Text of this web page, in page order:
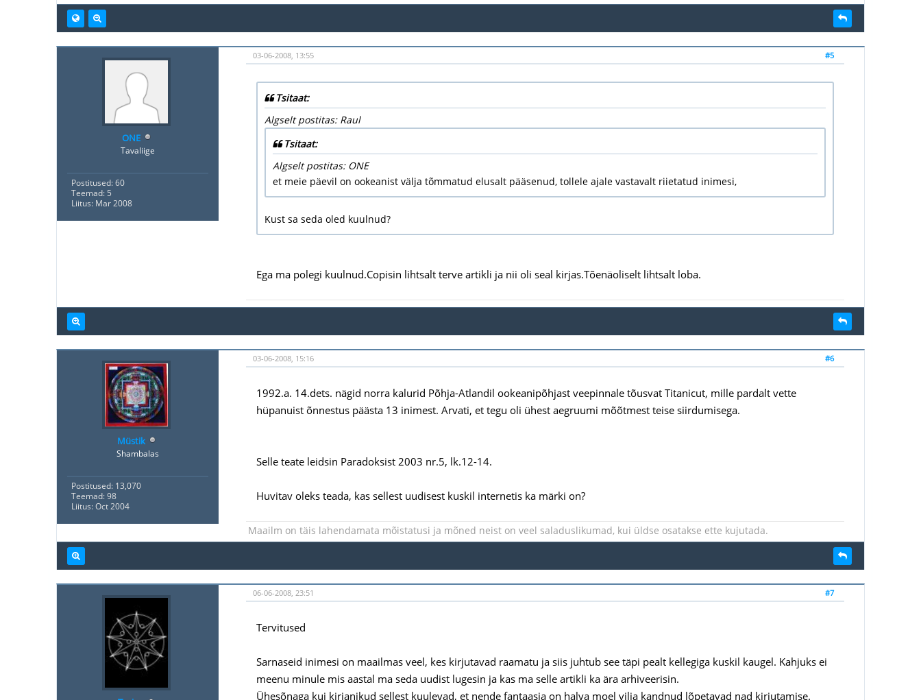
ONE
Tavaliige
Postitused: 60
Teemad: 5
Liitus: Mar 2008
#5
03-06-2008, 13:55
Tsitaat:
Algselt postitas: Raul
Tsitaat:
Algselt postitas: ONE
et meie päevil on ookeanist välja tõmmatud elusalt pääsenud, tollele ajale vastavalt riietatud inimesi,
Kust sa seda oled kuulnud?
Ega ma polegi kuulnud.Copisin lihtsalt terve artikli ja nii oli seal kirjas.Tõenäoliselt lihtsalt loba.
Müstik
Shambalas
Postitused: 13,070
Teemad: 98
Liitus: Oct 2004
#6
03-06-2008, 15:16
1992.a. 14.dets. nägid norra kalurid Põhja-Atlandil ookeanipõhjast veepinnale tõusvat Titanicut, mille pardalt vette
hüpanuist õnnestus päästa 13 inimest. Arvati, et tegu oli ühest aegruumi mõõtmest teise siirdumisega.
Selle teate leidsin Paradoksist 2003 nr.5, lk.12-14.
Huvitav oleks teada, kas sellest uudisest kuskil internetis ka märki on?
Maailm on täis lahendamata mõistatusi ja mõned neist on veel saladuslikumad, kui üldse osatakse ette kujutada.
#7
06-06-2008, 23:51
Tervitused
Sarnaseid inimesi on maailmas veel, kes kirjutavad raamatu ja siis juhtub see täpi pealt kellegiga kuskil kaugel. Kahjuks ei
meenu minule mis aastal ma seda uudist lugesin ja kas ma selle artikli ka ära arhiveerisin.
Ühesõnaga kui kirjanikud sellest kuulevad, et nende fantaasia on halva moel vilja kandnud lõpetavad nad kirjutamise.